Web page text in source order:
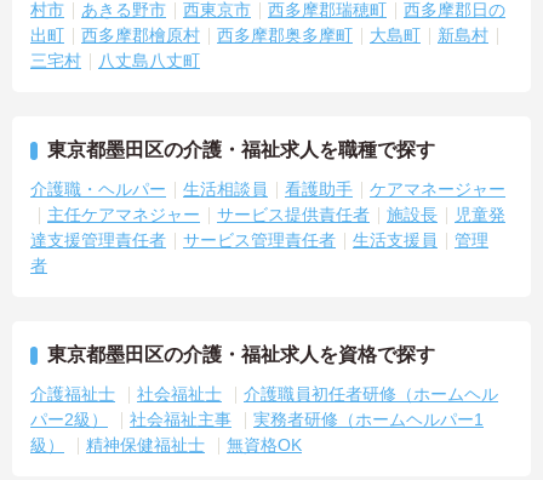
村市 あきる野市 西東京市 西多摩郡瑞穂町
西多摩郡日の
出町
西多摩郡檜原村 西多摩郡奥多摩町 大島町
新島村
三宅村
八丈島八丈町
東京都墨田区の介護・福祉求人を職種で探す
介護職・ヘルパー 生活相談員 看護助手
ケアマネージャー
主任ケアマネジャー
サービス提供責任者 施設長
児童発
達支援管理責任者
サービス管理責任者 生活支援員
管理
者
東京都墨田区の介護・福祉求人を資格で探す
介護福祉士 社会福祉士
介護職員初任者研修（ホームヘル
パー2級）
社会福祉主事
実務者研修（ホームヘルパー1
級）
精神保健福祉士 無資格OK